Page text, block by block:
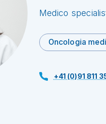
Medico
Oncologia
+41 (0)91 811